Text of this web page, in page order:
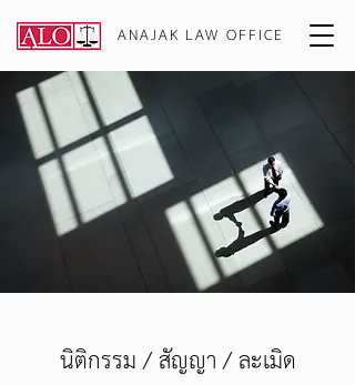
ANAJAK LAW OFFICE
นิติกรรม / สัญญา / ละเมิด